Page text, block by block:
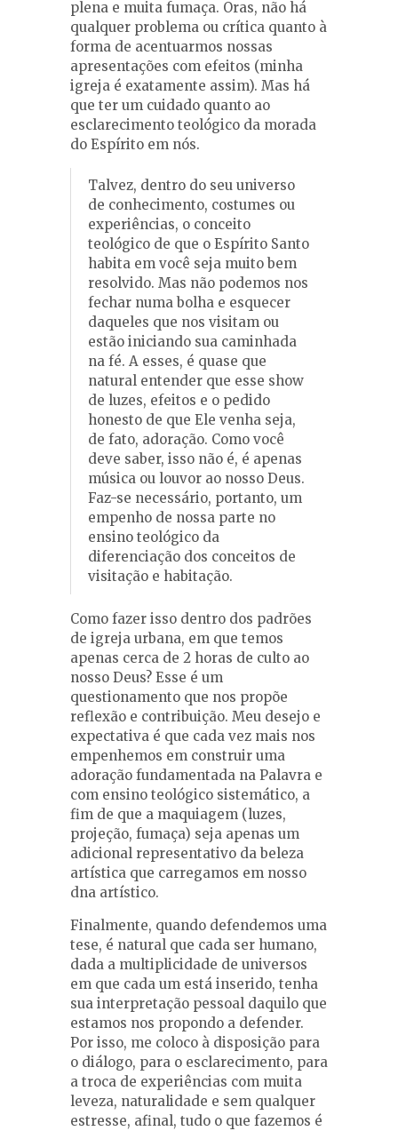
plena e muita fumaça. Oras, não há
qualquer problema ou crítica quanto à
forma de acentuarmos nossas
apresentações com efeitos (minha
igreja é exatamente assim). Mas há
que ter um cuidado quanto ao
esclarecimento teológico da morada
do Espírito em nós.
Talvez, dentro do seu universo
de conhecimento, costumes ou
experiências, o conceito
teológico de que o Espírito Santo
habita em você seja muito bem
resolvido. Mas não podemos nos
fechar numa bolha e esquecer
daqueles que nos visitam ou
estão iniciando sua caminhada
na fé. A esses, é quase que
natural entender que esse show
de luzes, efeitos e o pedido
honesto de que Ele venha seja,
de fato, adoração. Como você
deve saber, isso não é, é apenas
música ou louvor ao nosso Deus.
Faz-se necessário, portanto, um
empenho de nossa parte no
ensino teológico da
diferenciação dos conceitos de
visitação e habitação.
Como fazer isso dentro dos padrões
de igreja urbana, em que temos
apenas cerca de 2 horas de culto ao
nosso Deus? Esse é um
questionamento que nos propõe
reflexão e contribuição. Meu desejo e
expectativa é que cada vez mais nos
empenhemos em construir uma
adoração fundamentada na Palavra e
com ensino teológico sistemático, a
fim de que a maquiagem (luzes,
projeção, fumaça) seja apenas um
adicional representativo da beleza
artística que carregamos em nosso
dna artístico.
Finalmente, quando defendemos uma
tese, é natural que cada ser humano,
dada a multiplicidade de universos
em que cada um está inserido, tenha
sua interpretação pessoal daquilo que
estamos nos propondo a defender.
Por isso, me coloco à disposição para
o diálogo, para o esclarecimento, para
a troca de experiências com muita
leveza, naturalidade e sem qualquer
estresse, afinal, tudo o que fazemos é